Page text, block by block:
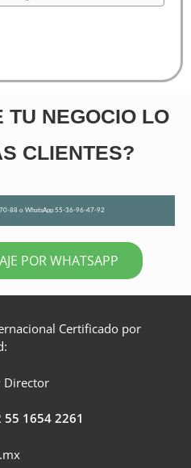
TU NEGOCIO LO
CLIENTES?
88 o WhatsApp 55-36-96-47-92
POR WHATSAPP
Certificado por
Director
55 1654 2261